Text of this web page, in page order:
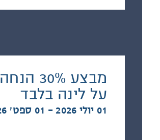
מבצע 30% הנחה
על לינה בלבד
01 יולי 2026 - 01 ספט׳ 2026